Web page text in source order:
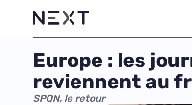
Europe : les
reviennent au
SPQN, le retour